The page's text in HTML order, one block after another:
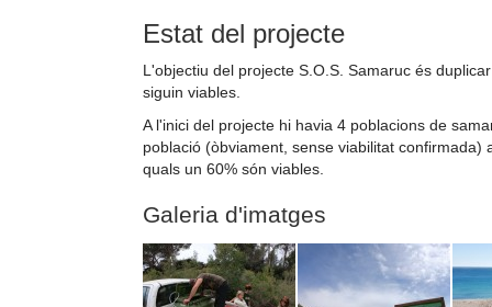
Estat del projecte
L'objectiu del projecte S.O.S. Samaruc és
siguin viables.
A l'inici del projecte hi havia 4 poblacions de
població (òbviament, sense viabilitat
quals un 60% són viables.
Galeria d'imatges